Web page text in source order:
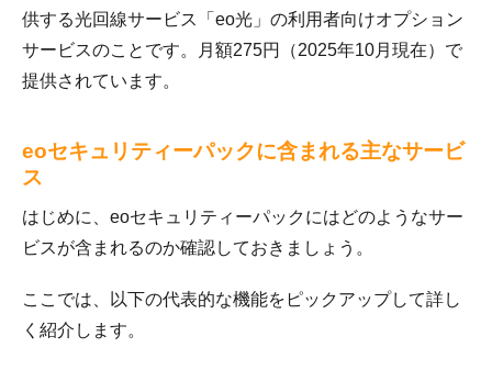
供する光回線サービス「eo光」の利用者向けオプション
サービスのことです。月額275円（2025年10月現在）で
提供されています。
eoセキュリティーパックに含まれる主なサービ
ス
はじめに、eoセキュリティーパックにはどのようなサー
ビスが含まれるのか確認しておきましょう。
ここでは、以下の代表的な機能をピックアップして詳し
く紹介します。